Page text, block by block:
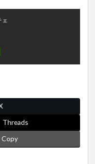
ェ
Threads
Copy